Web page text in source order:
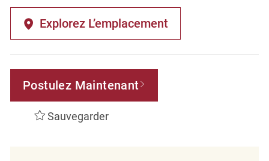
Explorez L’emplacement
Postulez Maintenant
Sauvegarder